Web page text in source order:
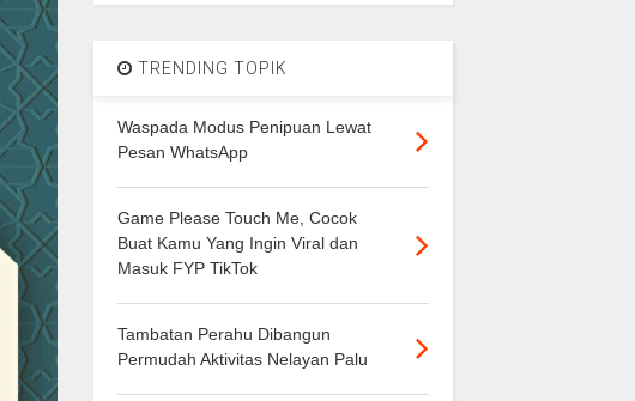
TRENDING TOPIK
Waspada Modus Penipuan Lewat
Pesan WhatsApp
Game Please Touch Me, Cocok
Buat Kamu Yang Ingin Viral dan
Masuk FYP TikTok
Tambatan Perahu Dibangun
Permudah Aktivitas Nelayan Palu